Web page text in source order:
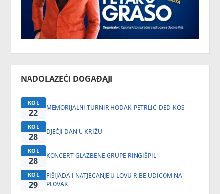
NADOLAZEĆI DOGAĐAJI
KOL
22 MEMORIJALNI TURNIR HODAK-PETRLIĆ-DED-KOS
KOL
28 DJEČJI DAN U KRIŽU
KOL
28 KONCERT GLAZBENE GRUPE RINGIŠPIL
KOL
29
FIŠIJADA I NATJECANJE U LOVU RIBE UDICOM NA
PLOVAK